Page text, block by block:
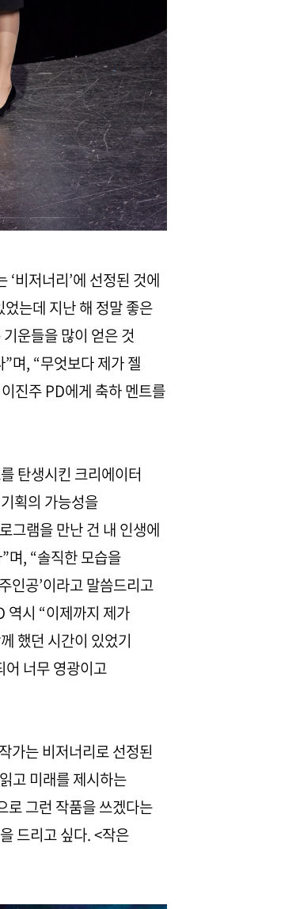
비저너리’에 선정된 것에
는데 지난 해 정말 좋은
운들을 많이 얻은 것
며, “무엇보다 제가 젤
진주 PD에게 축하 멘트를
탄생시킨 크리에이터
획의 가능성을
그램을 만난 건 내 인생에
며, “솔직한 모습을
인공’이라고 말씀드리고
역시 “이제까지 제가
했던 시간이 있었기
어 너무 영광이고
가는 비저너리로 선정된
고 미래를 제시하는
로 그런 작품을 쓰겠다는
드리고 싶다. <작은